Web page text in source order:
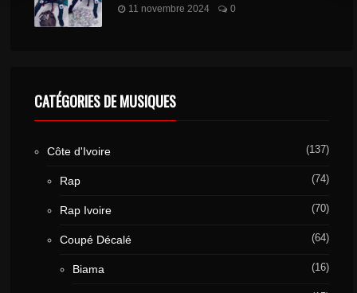
11 novembre 2024 0
CATÉGORIES DE MUSIQUES
Côte d'Ivoire (137)
Rap (74)
Rap Ivoire (70)
Coupé Décalé (64)
Biama (16)